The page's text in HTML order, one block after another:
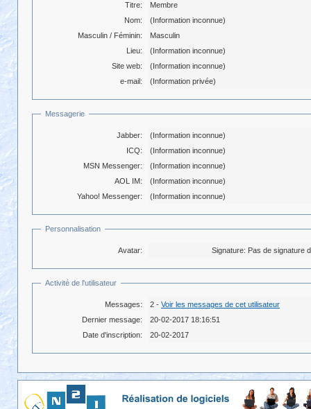
Titre:
Membre
Nom:
(Information inconnue)
Masculin / Féminin:
Masculin
Lieu:
(Information inconnue)
Site web:
(Information inconnue)
e-mail:
(Information privée)
Messagerie
Jabber:
(Information inconnue)
ICQ:
(Information inconnue)
MSN Messenger:
(Information inconnue)
AOL IM:
(Information inconnue)
Yahoo! Messenger:
(Information inconnue)
Personnalisation
Avatar: Signature: Pas de signature
Activité de l'utilisateur
Messages: 2 - Voir les messages de cet utilisateur
Dernier message:
20-02-2017 18:16:51
Date d'inscription:
20-02-2017